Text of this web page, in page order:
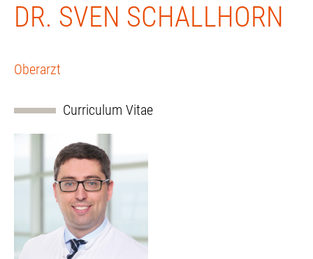
DR. SVEN SCHALLHORN
Oberarzt
Curriculum Vitae
2010-2016
Studium der Humanmedizin, Ludwig-Maximilians-
Universität München
Approbation als Arzt